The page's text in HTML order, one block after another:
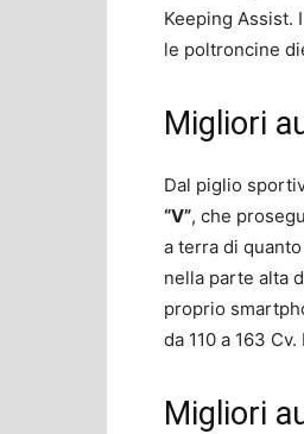
Keeping Assist.
le poltroncine
Migliori
Dal piglio
“V”, che
a terra di
nella parte alta
proprio
da 110 a 163
Migliori